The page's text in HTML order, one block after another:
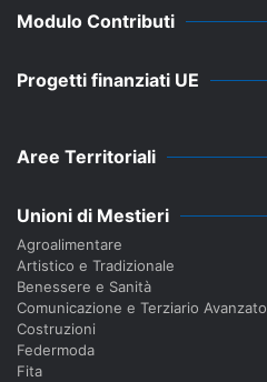
Modulo Contributi
Progetti finanziati UE
Aree Territoriali
Unioni di Mestieri
Agroalimentare
Artistico e Tradizionale
Benessere e Sanità
Comunicazione e Terziario Avanzato
Costruzioni
Federmoda
Fita